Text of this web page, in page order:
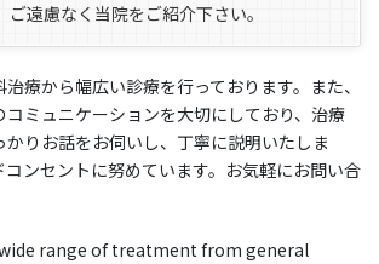
ご遠慮なく当院をご紹介下さい。
療から幅広い診療を行っております。また、
ミュニケーションを大切にしており、治療
りお話をお伺いし、丁寧に説明いたしま
ンセントに努めています。お気軽にお問い合
range of treatment from general